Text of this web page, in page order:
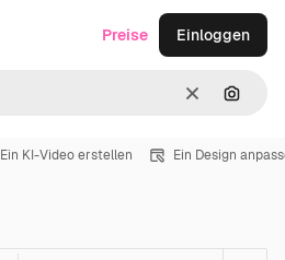
LöschenNach
Preise Einloggen
Ein KI-Video erstellen Ein Design